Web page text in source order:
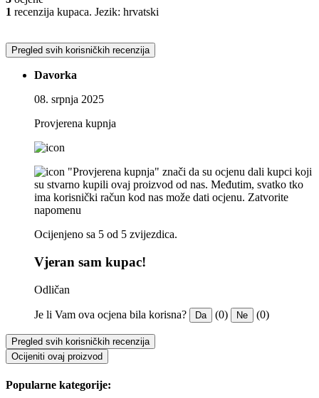
1 recenzija kupaca. Jezik: hrvatski
Pregled svih korisničkih recenzija
Davorka
08. srpnja 2025
Provjerena kupnja
"Provjerena kupnja" znači da su ocjenu dali kupci koji
su stvarno kupili ovaj proizvod od nas. Međutim, svatko tko
ima korisnički račun kod nas može dati ocjenu. Zatvorite
napomenu
Ocijenjeno sa 5 od 5 zvijezdica.
Vjeran sam kupac!
Odličan
Je li Vam ova ocjena bila korisna? Da (0) Ne (0)
Pregled svih korisničkih recenzija
Ocijeniti ovaj proizvod
Popularne kategorije: